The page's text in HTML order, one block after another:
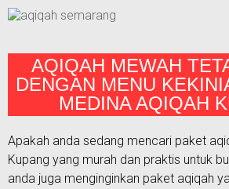
AQIQAH MEWAH
DENGAN MENU
MEDINA AQIQAH
Apakah anda sedang mencari paket
Kupang yang murah dan praktis untuk
anda juga menginginkan paket aqiqah